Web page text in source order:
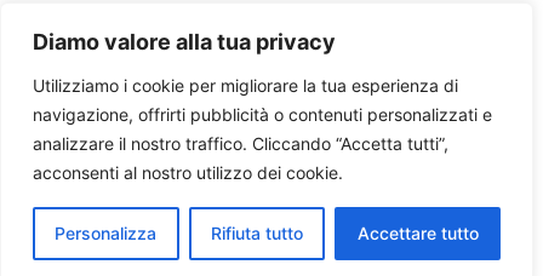
Diamo valore alla tua privacy
Utilizziamo i cookie per migliorare la tua esperienza di
navigazione, offrirti pubblicità o contenuti personalizzati e
analizzare il nostro traffico. Cliccando “Accetta tutti”,
acconsenti al nostro utilizzo dei cookie.
Personalizza Rifiuta tutto Accettare tutto